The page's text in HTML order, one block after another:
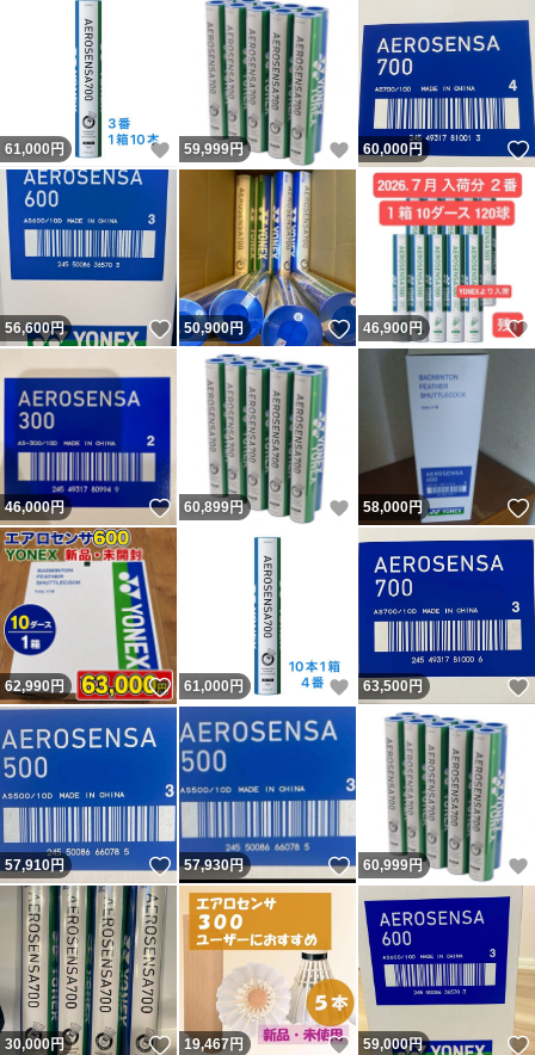
61,000 円 いいね！
59,999円 いいね！
60,000円
56,600円 いいね！
50,900円 いいね！
46,900円
46,000円 いいね！
60,899円 いいね！
58,000円
62,990円 いいね！
61,000 円 いいね！
63,500円
57,910円 いいね！
57,930円 いいね！
60,999円
30,000円 いいね！
19,467円 いいね！
59,000円